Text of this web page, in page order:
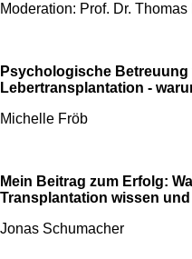
Moderation: Prof. Dr.
Psychologische
Lebertransplantation -
Michelle Fröb
Mein Beitrag zum Erfolg:
Transplantation wissen
Jonas Schumacher